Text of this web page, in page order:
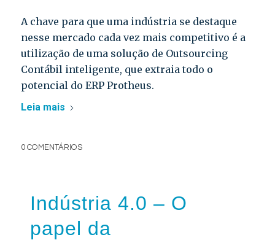
A chave para que uma indústria se destaque
nesse mercado cada vez mais competitivo é a
utilização de uma solução de Outsourcing
Contábil inteligente, que extraia todo o
potencial do ERP Protheus.
Leia mais
0 COMENTÁRIOS
Indústria 4.0 – O
papel da